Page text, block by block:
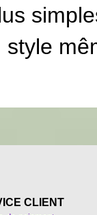
style
CLIENT